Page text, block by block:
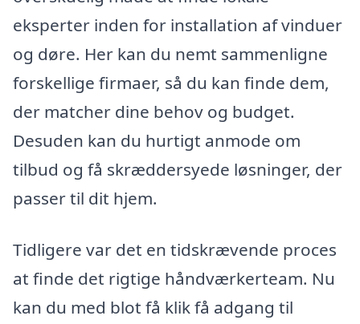
eksperter inden for installation af vinduer
og døre. Her kan du nemt sammenligne
forskellige firmaer, så du kan finde dem,
der matcher dine behov og budget.
Desuden kan du hurtigt anmode om
tilbud og få skræddersyede løsninger, der
passer til dit hjem.
Tidligere var det en tidskrævende proces
at finde det rigtige håndværkerteam. Nu
kan du med blot få klik få adgang til